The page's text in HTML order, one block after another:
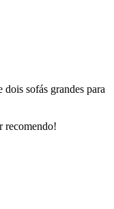
sofás grandes para
recomendo!